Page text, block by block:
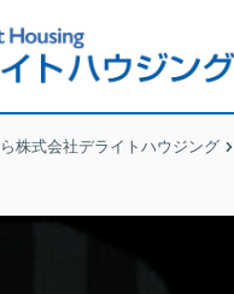
株式会社デライトハウジング